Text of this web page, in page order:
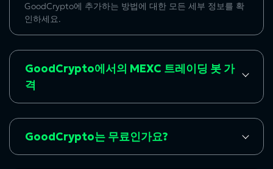
GoodCrypto에 추가하는 방법에 대한 모든 세부 정보를 확
인하세요.
GoodCrypto에서의 MEXC 트레이딩 봇 가
격
GoodCrypto는 무료인가요?